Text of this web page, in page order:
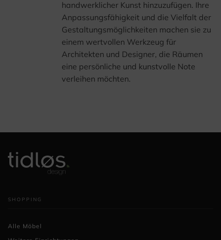
handwerklicher Kunst hinzuzufügen. Ihre
Anpassungsfähigkeit und die Vielfalt der
Gestaltungsmöglichkeiten machen sie zu
einem wertvollen Werkzeug für
Architekten und Designer, die Räumen
eine persönliche und kunstvolle Note
verleihen möchten.
SHOPPING
Alle Möbel